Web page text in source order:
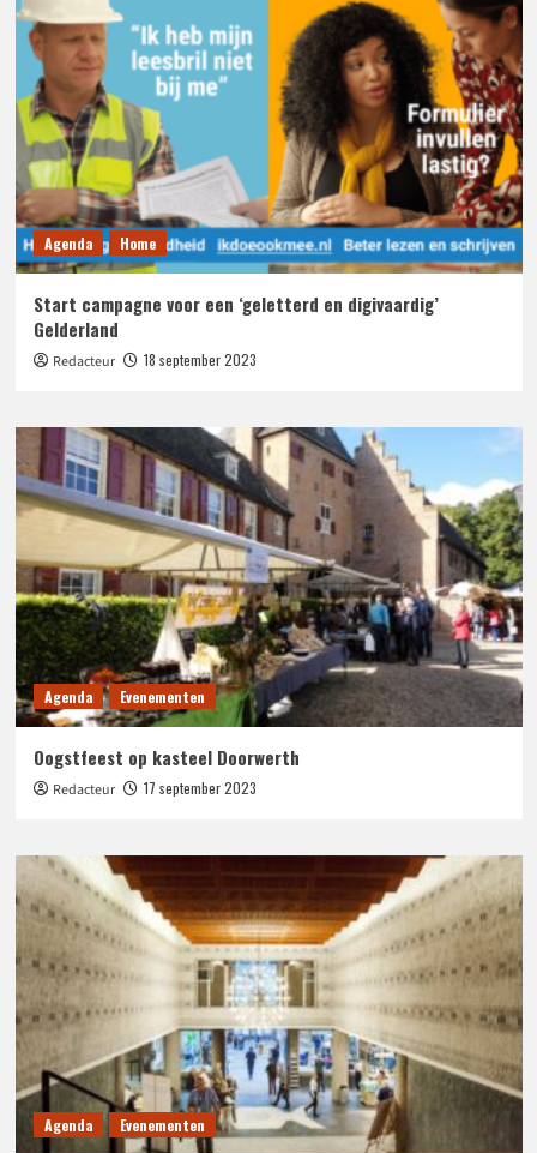
Agenda Home
Start campagne voor een ‘geletterd en digivaardig’
Gelderland
Redacteur 18 september 2023
Agenda Evenementen
Oogstfeest op kasteel Doorwerth
Redacteur 17 september 2023
Agenda Evenementen